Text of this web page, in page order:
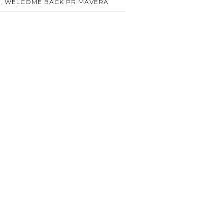
WELCOME BACK PRIMAVERA